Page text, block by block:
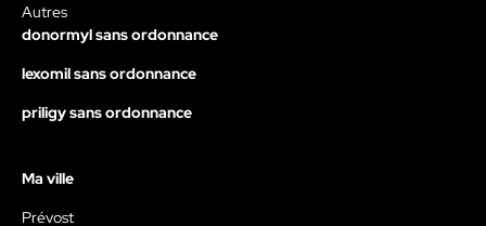
Autres
donormyl sans ordonnance
lexomil sans ordonnance
priligy sans ordonnance
Ma ville
Prévost